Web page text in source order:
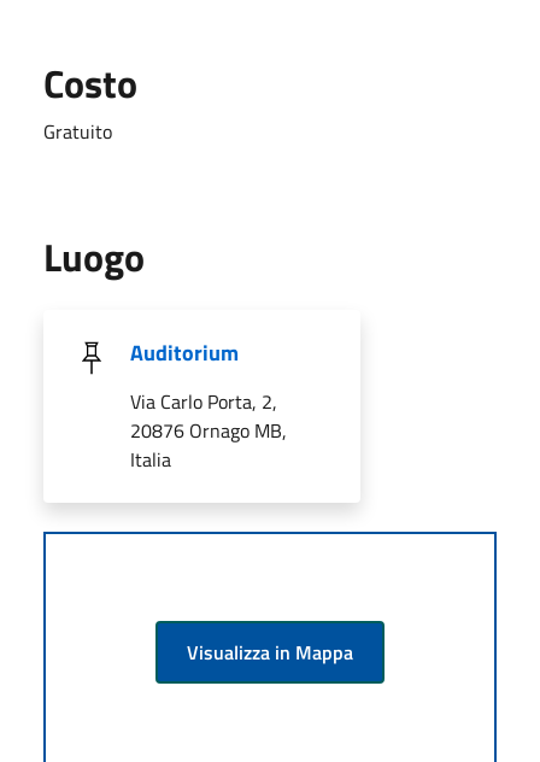
Costo
Gratuito
Luogo
Auditorium
Via Carlo Porta, 2,
20876 Ornago MB,
Italia
Visualizza in Mappa